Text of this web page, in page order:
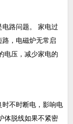
路问题。 家电过
，电磁炉无常启
电压，减少家电的
不时断电，影响电
体脱线如果不紧密